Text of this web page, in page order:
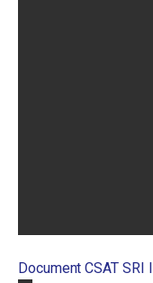
Document CSAT SRI I